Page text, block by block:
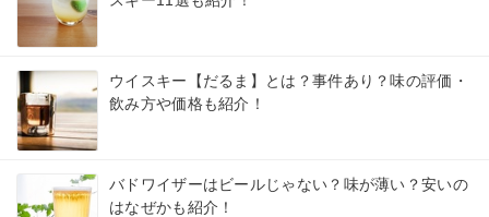
ウイスキー【だるま】とは？事件あり？味の評価・
飲み方や価格も紹介！
バドワイザーはビールじゃない？味が薄い？安いの
はなぜかも紹介！